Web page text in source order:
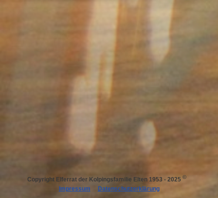
Copyright Elferrat der Kolpingsfamilie Elten 1953 - 2025 ©
Impressum Datenschutzerklärung